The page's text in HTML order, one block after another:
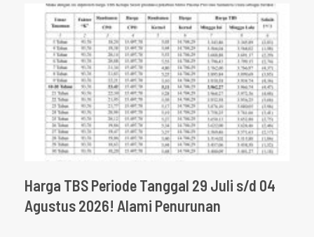
Harga TBS Periode Tanggal 29 Juli s/d 04
Agustus 2026! Alami Penurunan